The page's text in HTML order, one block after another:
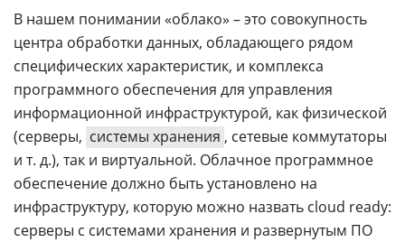
В нашем понимании «облако» – это совокупность
центра обработки данных, обладающего рядом
специфических характеристик, и комплекса
программного обеспечения для управления
информационной инфраструктурой, как физической
(серверы, системы хранения , сетевые коммутаторы
и т. д.), так и виртуальной. Облачное программное
обеспечение должно быть установлено на
инфраструктуру, которую можно назвать cloud ready:
серверы с системами хранения и развернутым ПО